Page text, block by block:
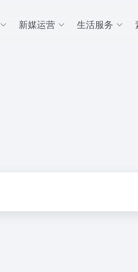
新媒运营 生活服务